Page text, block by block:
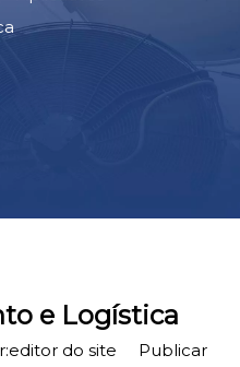
e Logística
do site Publicar